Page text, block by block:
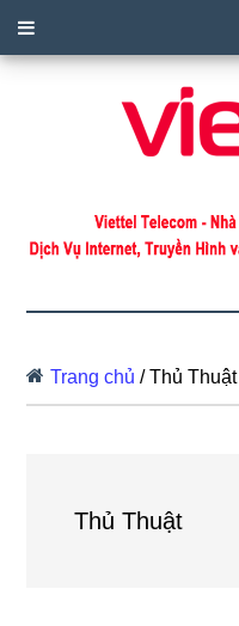
Trang chủ /Thủ Thuật
Thủ Thuật